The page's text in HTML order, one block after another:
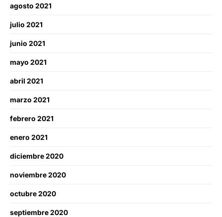
agosto 2021
julio 2021
junio 2021
mayo 2021
abril 2021
marzo 2021
febrero 2021
enero 2021
diciembre 2020
noviembre 2020
octubre 2020
septiembre 2020